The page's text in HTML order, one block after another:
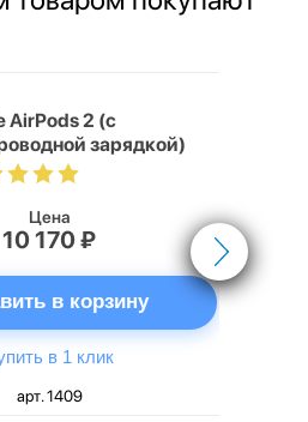
AirPods 2 (с
зарядкой)
Цена
10 170 ₽
в корзину
в 1 клик
арт. 1409